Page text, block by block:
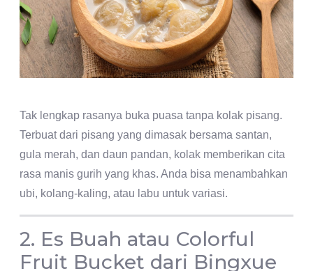
Tak lengkap rasanya buka puasa tanpa kolak pisang.
Terbuat dari pisang yang dimasak bersama santan,
gula merah, dan daun pandan, kolak memberikan cita
rasa manis gurih yang khas. Anda bisa menambahkan
ubi, kolang-kaling, atau labu untuk variasi.
2. Es Buah atau Colorful
Fruit Bucket dari Bingxue